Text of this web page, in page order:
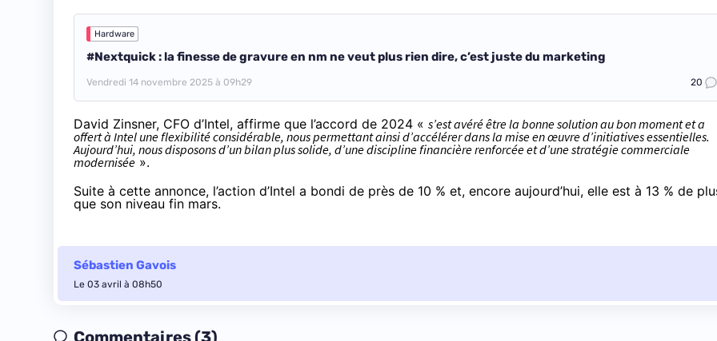
Hardware
#Nextquick : la finesse de gravure en nm ne veut plus rien dire, c’est juste du marketing
Vendredi 14 novembre 2025 à 09h29 20
David Zinsner, CFO d’Intel, affirme que l’accord de 2024 « s’est avéré être la bonne solution au bon moment et a
offert à Intel une flexibilité considérable, nous permettant ainsi d’accélérer dans la mise en œuvre d’initiatives essentielles.
Aujourd’hui, nous disposons d’un bilan plus solide, d’une discipline financière renforcée et d’une stratégie commerciale
modernisée ».
Suite à cette annonce, l’action d’Intel a bondi de près de 10 % et, encore aujourd’hui, elle est à 13 % de
que son niveau fin mars.
Sébastien Gavois
Le 03 avril à 08h50
Commentaires (3)